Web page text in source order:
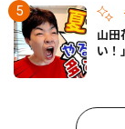
山田
い！